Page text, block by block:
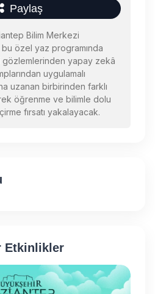
Paylaş
Bilim Merkezi
bu özel yaz programında
gözlemlerinden yapay zekâ
uygulamalı
uzanan birbirinden farklı
öğrenme ve bilimle dolu
fırsatı yakalayacak.
Etkinlikler